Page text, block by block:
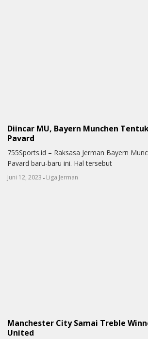
Diincar MU, Bayern Munchen
Pavard
755Sports.id – Raksasa Jerman Bayern
Pavard baru-baru ini. Hal tersebut
Juni 12, 2023 - Liga Jerman
Manchester City Samai Treble
United